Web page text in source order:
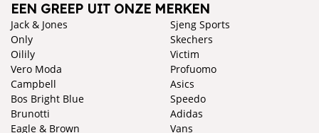
EEN GREEP UIT ONZE MERKEN
Jack & Jones
Only
Oilily
Vero Moda
Campbell
Bos Bright Blue
Brunotti
Eagle & Brown
Sjeng Sports
Skechers
Victim
Profuomo
Asics
Speedo
Adidas
Vans